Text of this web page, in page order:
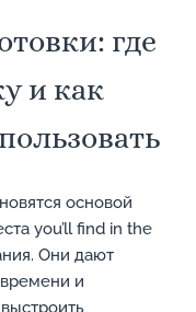
где
и как
основой
you’ll find in the
Они дают
и